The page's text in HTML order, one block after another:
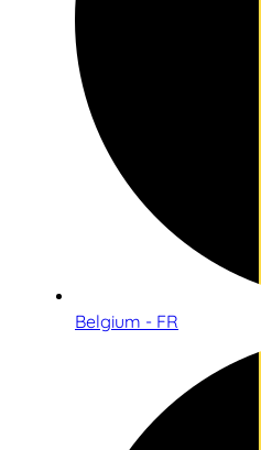
Belgium - FR